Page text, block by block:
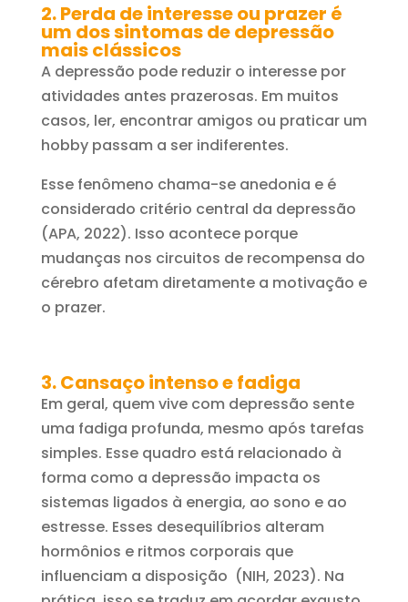
2. Perda de interesse ou prazer é
um dos sintomas de depressão
mais clássicos
A depressão pode reduzir o interesse por
atividades antes prazerosas. Em muitos
casos, ler, encontrar amigos ou praticar um
hobby passam a ser indiferentes.
Esse fenômeno chama-se anedonia e é
considerado critério central da depressão
(APA, 2022). Isso acontece porque
mudanças nos circuitos de recompensa do
cérebro afetam diretamente a motivação e
o prazer.
3. Cansaço intenso e fadiga
Em geral, quem vive com depressão sente
uma fadiga profunda, mesmo após tarefas
simples. Esse quadro está relacionado à
forma como a depressão impacta os
sistemas ligados à energia, ao sono e ao
estresse. Esses desequilíbrios alteram
hormônios e ritmos corporais que
influenciam a disposição (NIH, 2023). Na